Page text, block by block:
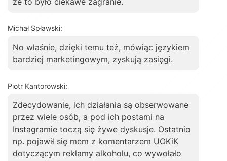
Michał Spławski:
No właśnie, dzięki temu też, mówiąc językiem
bardziej marketingowym, zyskują zasięgi.
Piotr Kantorowski:
Zdecydowanie, ich działania są obserwowane
przez wiele osób, a pod ich postami na
Instagramie toczą się żywe dyskusje. Ostatnio
np. pojawił się mem z komentarzem UOKiK
dotyczącym reklamy alkoholu, co wywołało